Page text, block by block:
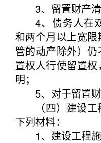
3、留置财产清
4、债务人在
和两个月以上宽
管的动产除外）
置权人行使留置
明；
5、对于留置财
（四）建设工
下列材料：
1、建设工程施